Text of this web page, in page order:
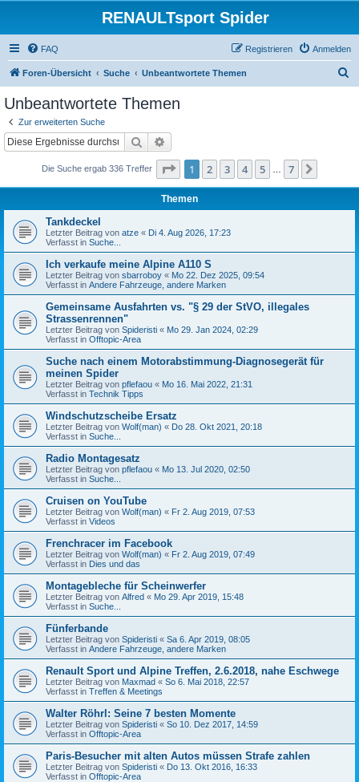
RENAULTsport Spider
FAQ Anmelden
Registrieren
Foren-Übersicht Suche Unbeantwortete Themen
Unbeantwortete Themen
Zur erweiterten Suche
Suche
Die Suche ergab 336 Treffer Seite 1von
1 2 3 4 5 7
Themen
Tankdeckel
Letzter Beitrag von atze « Di 4. Aug 2026, 17:23
Verfasst in Suche...
Ich verkaufe meine Alpine A110 S
Letzter Beitrag von sbarroboy « Mo 22. Dez 2025, 09:54
Verfasst in Andere Fahrzeuge, andere Marken
Gemeinsame Ausfahrten vs. "§ 29 der StVO, illegales
Strassenrennen"
Letzter Beitrag von Spideristi « Mo 29. Jan 2024, 02:29
Verfasst in Offtopic-Area
Suche nach einem Motorabstimmung-Diagnosegerät für
meinen Spider
Letzter Beitrag von pflefaou « Mo 16. Mai 2022, 21:31
Verfasst in Technik Tipps
Windschutzscheibe Ersatz
Letzter Beitrag von Wolf(man) « Do 28. Okt 2021, 20:18
Verfasst in Suche...
Radio Montagesatz
Letzter Beitrag von pflefaou « Mo 13. Jul 2020, 02:50
Verfasst in Suche...
Cruisen on YouTube
Letzter Beitrag von Wolf(man) « Fr 2. Aug 2019, 07:53
Verfasst in Videos
Frenchracer im Facebook
Letzter Beitrag von Wolf(man) « Fr 2. Aug 2019, 07:49
Verfasst in Dies und das
Montagebleche für Scheinwerfer
Letzter Beitrag von Alfred « Mo 29. Apr 2019, 15:48
Verfasst in Suche...
Fünferbande
Letzter Beitrag von Spideristi « Sa 6. Apr 2019, 08:05
Verfasst in Andere Fahrzeuge, andere Marken
Renault Sport und Alpine Treffen, 2.6.2018, nahe Eschwege
Letzter Beitrag von Maxmad « So 6. Mai 2018, 22:57
Verfasst in Treffen & Meetings
Walter Röhrl: Seine 7 besten Momente
Letzter Beitrag von Spideristi « So 10. Dez 2017, 14:59
Verfasst in Offtopic-Area
Paris-Besucher mit alten Autos müssen Strafe zahlen
Letzter Beitrag von Spideristi « Do 13. Okt 2016, 16:33
Verfasst in Offtopic-Area